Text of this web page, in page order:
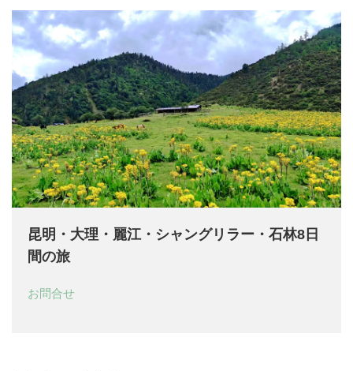
昆明・大理・麗江・シャングリラー・石林8日
間の旅
お問合せ